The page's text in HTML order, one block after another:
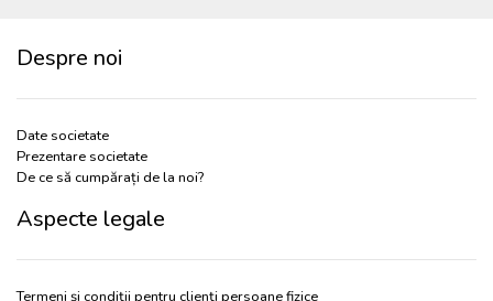
Despre noi
Date societate
Prezentare societate
De ce să cumpărați de la noi?
Aspecte legale
Termeni și condiții pentru clienți persoane fizice